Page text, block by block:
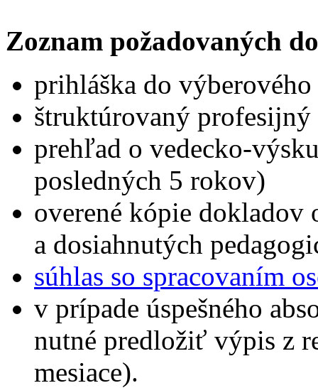
Zoznam požadovaných
prihláška do
štruktúrovaný
prehľad o vedecko-
posledných 5 rokov)
overené kópie dokladov
a dosiahnutých
súhlas so spracovaním
v prípade úspešného
nutné predložiť výpis z
mesiace).